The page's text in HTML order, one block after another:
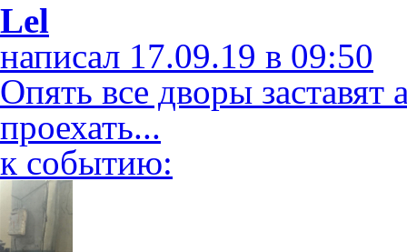
Lel
написал 17.09.19 в 09:50
Опять все дворы
проехать...
к событию: